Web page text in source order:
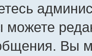
Вы